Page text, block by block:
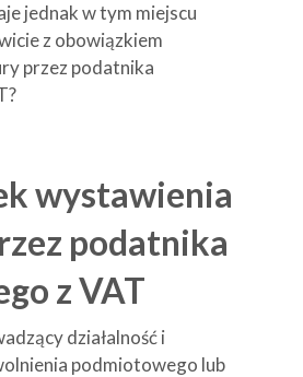
jednak w tym miejscu
z obowiązkiem
przez podatnika
wystawienia
podatnika
z VAT
działalność i
podmiotowego lub